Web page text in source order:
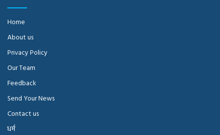
Home
About us
Privacy Policy
Our Team
Feedback
Send Your News
Contact us
धर्म